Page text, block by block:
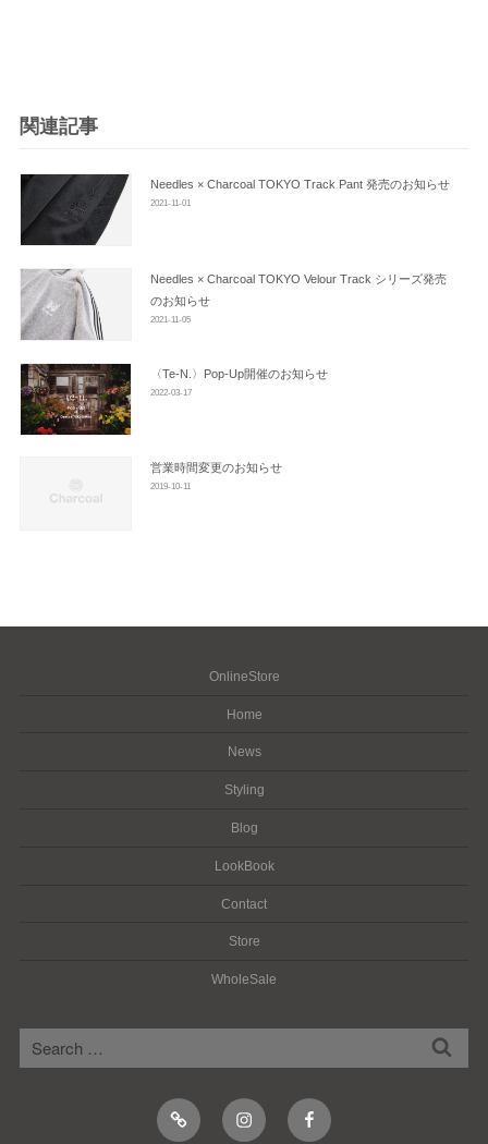
シ
ン
関連記事
Needles × Charcoal TOKYO Track Pant 発売のお知らせ
2021-11-01
Needles × Charcoal TOKYO Velour Track シリーズ発売
のお知らせ
2021-11-05
〈Te-N.〉Pop-Up開催のお知らせ
2022-03-17
営業時間変更のお知らせ
2019-10-11
OnlineStore
Home
News
Styling
Blog
LookBook
Contact
Store
WholeSale
Online
Shop
InstagramFacebook